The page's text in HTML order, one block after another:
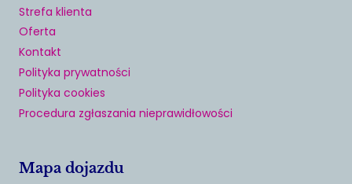
Strefa klienta
Oferta
Kontakt
Polityka prywatności
Polityka cookies
Procedura zgłaszania nieprawidłowości
Mapa dojazdu